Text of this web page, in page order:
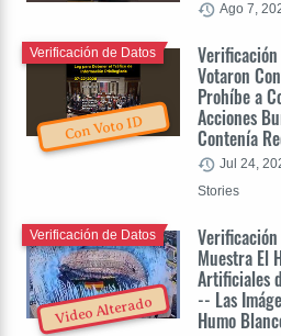
Ago 7,
Con Voto ID
Votaron
Prohíbe a
Acciones
Contenía
Verificación de Datos
Jul 24,
Stories
Video Alterado
Muestra El
Artificiales
-- Las
Humo
Verificación de Datos